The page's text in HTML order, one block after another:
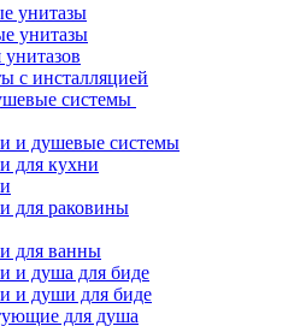
унитазы
унитазы
с инсталляцией
системы
и душевые системы
для кухни
для раковины
для ванны
и душа для биде
и души для биде
для душа